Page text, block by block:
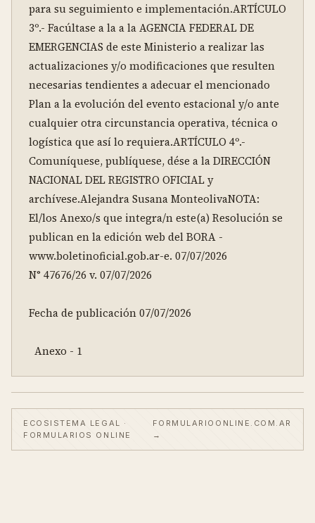
para su seguimiento e implementación.ARTÍCULO
3º.- Facúltase a la a la AGENCIA FEDERAL DE
EMERGENCIAS de este Ministerio a realizar las
actualizaciones y/o modificaciones que resulten
necesarias tendientes a adecuar el mencionado
Plan a la evolución del evento estacional y/o ante
cualquier otra circunstancia operativa, técnica o
logística que así lo requiera.ARTÍCULO 4º.-
Comuníquese, publíquese, dése a la DIRECCIÓN
NACIONAL DEL REGISTRO OFICIAL y
archívese.Alejandra Susana MonteolivaNOTA:
El/los Anexo/s que integra/n este(a) Resolución se
publican en la edición web del BORA -
www.boletinoficial.gob.ar-e. 07/07/2026
N° 47676/26 v. 07/07/2026
Fecha de publicación 07/07/2026
Anexo - 1
ECOSISTEMA LEGAL ·
FORMULARIOS ONLINE
FORMULARIOONLINE.COM.AR
→